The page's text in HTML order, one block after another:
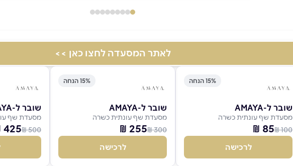
לאתר המסעדה לחצו כאן >>
15% הנחה
שובר ל-AMAYA
מסעדת שף עונתית כשרה
100 ₪
85 ₪
לרכישה
15% הנחה
שובר ל-AMAYA
מסעדת שף עונתית כשרה
300 ₪
255 ₪
לרכישה
שובר ל-AMAYA
מסעדת שף
500 ₪
425 ₪